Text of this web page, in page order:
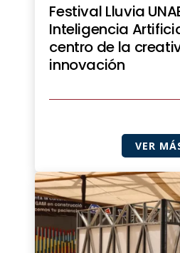
Festival Lluvia
Inteligencia
centro de la
innovación
VER